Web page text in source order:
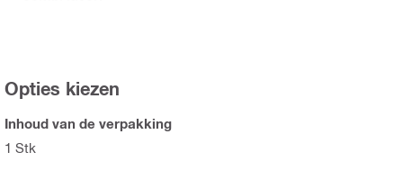
Opties kiezen
Inhoud van de verpakking
1 Stk